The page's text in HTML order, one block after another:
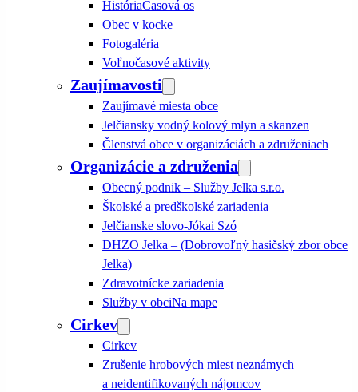
HistóriaČasová os
Obec v kocke
Fotogaléria
Voľnočasové aktivity
Zaujímavosti
Zaujímavé miesta obce
Jelčiansky vodný kolový mlyn a skanzen
Členstvá obce v organizáciách a združeniach
Organizácie a združenia
Obecný podnik – Služby Jelka s.r.o.
Školské a predškolské zariadenia
Jelčianske slovo-Jókai Szó
DHZO Jelka – (Dobrovoľný hasičský zbor obce
Jelka)
Zdravotnícke zariadenia
Služby v obciNa mape
Cirkev
Cirkev
Zrušenie hrobových miest neznámych
a neidentifikovaných nájomcov